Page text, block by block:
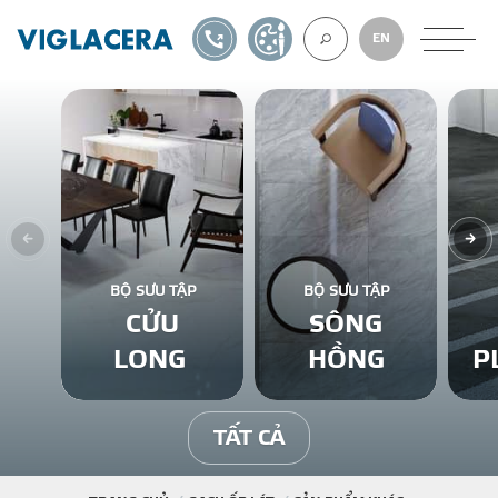
VỀ CHÚNG
GẠCH ỐP LÁT
BÊ TÔNG KHÍ
NGÓI LỢP
EN
1900561582TỰ THIẾT KẾ
BỘ SƯU TẬP
CỬU
LONG
BỘ SƯU TẬP
SÔNG
HỒNG
TẤT CẢ